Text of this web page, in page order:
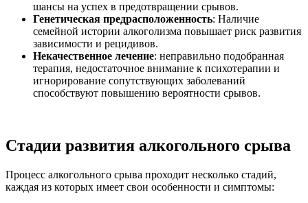
шансы на успех в предотвращении срывов.
Генетическая предрасположенность: Наличие
семейной истории алкоголизма повышает риск развития
зависимости и рецидивов.
Некачественное лечение: неправильно подобранная
терапия, недостаточное внимание к психотерапии и
игнорирование сопутствующих заболеваний
способствуют повышению вероятности срывов.
Стадии развития алкогольного срыва
Процесс алкогольного срыва проходит несколько стадий,
каждая из которых имеет свои особенности и симптомы: